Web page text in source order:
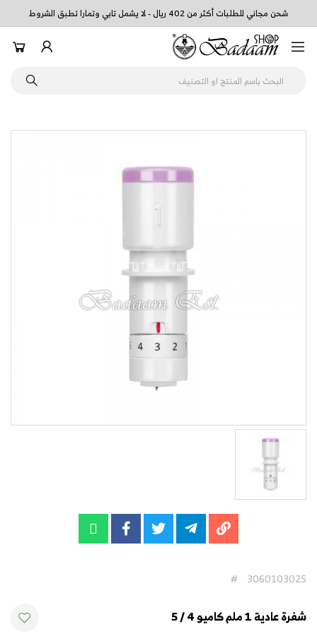
شحن مجاني للطلبات أكثر من 402 ريال - لا يشمل تابي وتمارا تطبق الشروط
3060103025
#
شفرة عادية 1 ملم كاميو 4 / 5